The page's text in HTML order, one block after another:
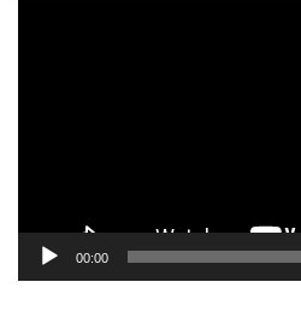
00:00